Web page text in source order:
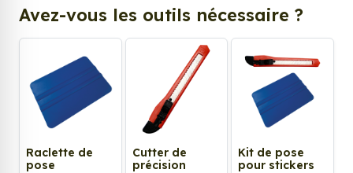
Avez-vous les outils nécessaire ?
Raclette de
pose
Cutter de
précision
Kit de pose
pour stickers